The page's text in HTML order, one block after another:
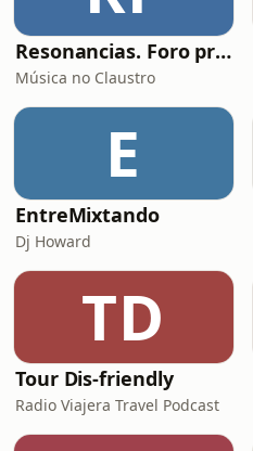
Resonancias. Foro profesional de instrumentos musicais
Música no Claustro
E
EntreMixtando
Dj Howard
TD
Tour Dis-friendly
Radio Viajera Travel Podcast